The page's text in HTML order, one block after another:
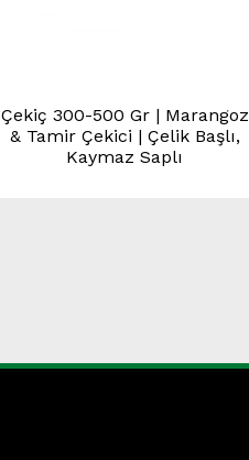
Çekiç 300-500 Gr | Marangoz
& Tamir Çekici | Çelik Başlı,
Kaymaz Saplı